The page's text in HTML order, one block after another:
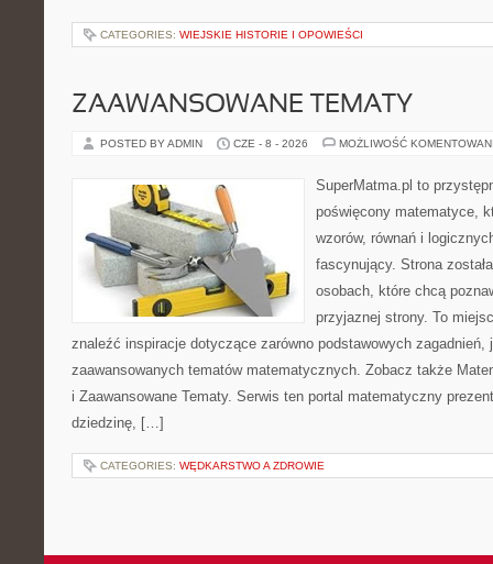
CATEGORIES: WIEJSKIE HISTORIE I OPOWIEŚCI
ZAAWANSOWANE TEMATY
POSTED BY ADMIN CZE - 8 - 2026 MOŻLIWOŚĆ
SuperMatma.pl to
poświęcony matematyce,
wzorów, równań i
fascynujący. Strona
osobach, które chcą
przyjaznej strony. To
znaleźć inspiracje dotyczące zarówno podstawowych zagadnień,
zaawansowanych tematów matematycznych. Zobacz także
i Zaawansowane Tematy. Serwis ten portal matematyczny
dziedzinę, […]
CATEGORIES: WĘDKARSTWO A ZDROWIE